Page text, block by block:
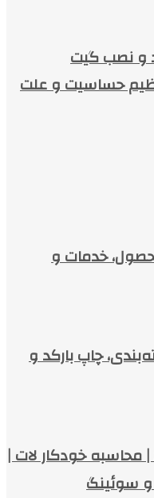
و نصب گیت
حساسیت و علت
خدمات و
چاپ بارکد و
خودکار لات |
و سوئینگ